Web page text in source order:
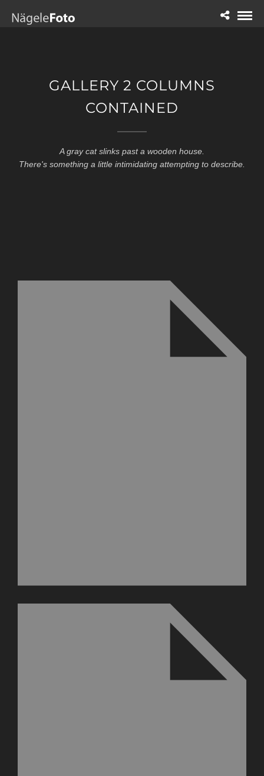
GALLERY 2 COLUMNS
CONTAINED
A gray cat slinks past a wooden house.
There's something a little intimidating attempting to describe.